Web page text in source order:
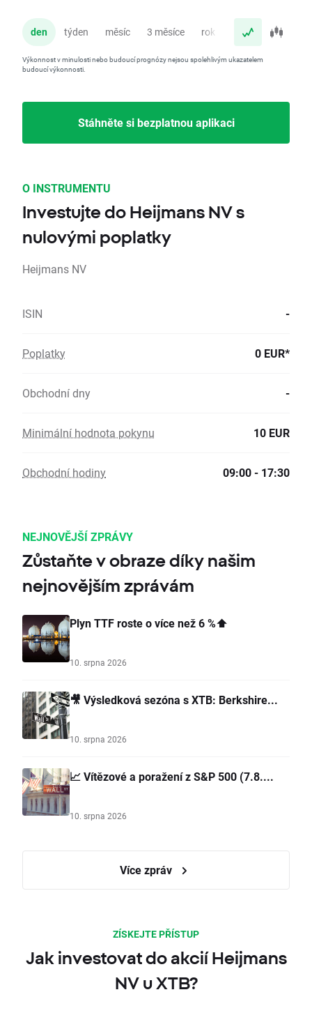
den týden měsíc 3 měsíce rok
Výkonnost v minulosti nebo budoucí prognózy nejsou spolehlivým ukazatelem
budoucí výkonnosti.
Stáhněte si bezplatnou aplikaci
O INSTRUMENTU
Investujte do Heijmans NV s
nulovými poplatky
Heijmans NV
ISIN -
Poplatky 0 EUR*
Obchodní dny -
Minimální hodnota pokynu 10 EUR
Obchodní hodiny 09:00 - 17:30
NEJNOVĚJŠÍ ZPRÁVY
Zůstaňte v obraze díky našim
nejnovějším zprávám
Plyn TTF roste o více než 6 %⬆️
10. srpna 2026
🎥 Výsledková sezóna s XTB: Berkshire...
10. srpna 2026
📈 Vítězové a poražení z S&P 500 (7.8....
10. srpna 2026
Více zpráv
ZÍSKEJTE PŘÍSTUP
Jak investovat do akcií Heijmans
NV u XTB?